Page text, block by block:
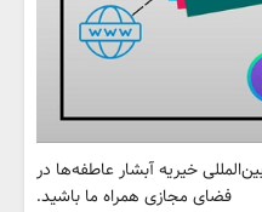
خیریه آبشار عاطفه‌ها در
فضای مجازی همراه ما باشید.